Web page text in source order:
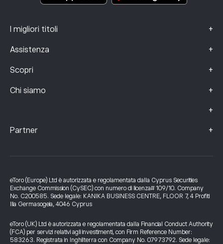
I migliori titoli +
Assistenza +
Scopri +
Chi siamo +
+
Partner +
eToro (Europe) Ltd è autorizzata e regolamentata dalla Cyprus Securities
Exchange Commission (CySEC) con numero di licenza# 109/10. Company
No. C200585. Sede legale: KANIKA BUSINESS CENTRE, FLOOR 7, 4 Profiti
Ilia Germasogeia, 4046 Cyprus
eToro (UK) Ltd è autorizzata e regolamentata dalla Financial Conduct Authority
(FCA) per servizi relativi agli investimenti, con Firm Reference Number:
583263. Registrata in Inghilterra con Company No. 07973792. Sede legale: